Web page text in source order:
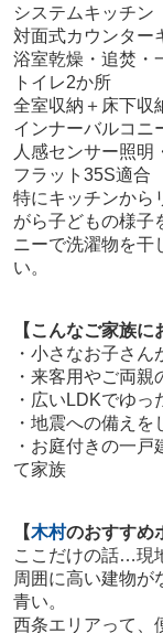
システムキッチン
対面式カウンター
浴室乾燥・追焚・
トイレ2か所
全室収納＋床下収
インナーバルコニ
人感センサー照明
フラット35S適合
特にキッチンから
がら子どもの様子
ニーで洗濯物を干
い。
【こんなご家族に
・小さなお子さん
・来客用やご両
・広いLDKでゆ
・地震への備え
・お庭付きの一
て家族
【木村のおすすめ
ここだけの話…現
周囲に高い建物が
青い。
西条エリアって、